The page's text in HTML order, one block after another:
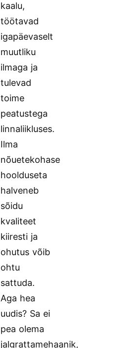
kaalu,
töötavad
igapäevaselt
muutliku
ilmaga ja
tulevad
toime
peatustega
linnaliikluses.
Ilma
nõuetekohase
hoolduseta
halveneb
sõidu
kvaliteet
kiiresti ja
ohutus võib
ohtu
sattuda.
Aga hea
uudis? Sa ei
pea olema
jalgrattamehaanik,